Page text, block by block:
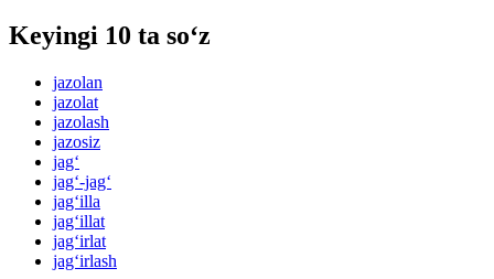
Keyingi 10 ta so‘z
jazolan
jazolat
jazolash
jazosiz
jag‘
jag‘-jag‘
jag‘illa
jag‘illat
jag‘irlat
jag‘irlash